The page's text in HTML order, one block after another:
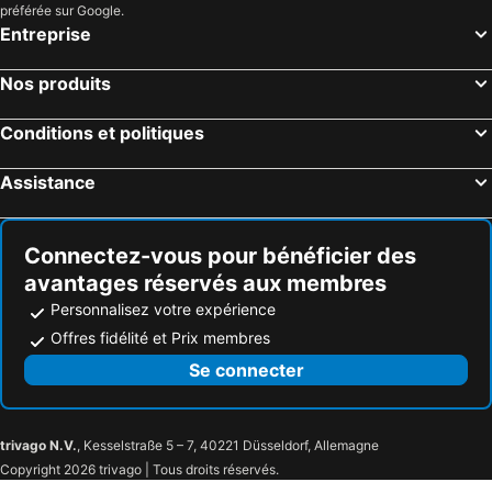
préférée sur Google.
Entreprise
Nos produits
Conditions et politiques
Assistance
Connectez-vous pour bénéficier des
avantages réservés aux membres
Personnalisez votre expérience
Offres fidélité et Prix membres
Se connecter
trivago N.V., Kesselstraße 5 – 7, 40221 Düsseldorf, Allemagne
Copyright 2026 trivago | Tous droits réservés.